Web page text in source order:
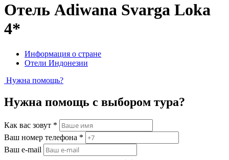
Отель Adiwana Svarga Loka
4*
Информация о стране
Отели Индонезии
Нужна помощь?
Нужна помощь с выбором тура?
Как вас зовут *
Ваш номер телефона *
Ваш e-mail